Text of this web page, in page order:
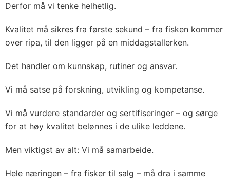
Derfor må vi tenke helhetlig.
Kvalitet må sikres fra første sekund – fra fisken kommer
over ripa, til den ligger på en middagstallerken.
Det handler om kunnskap, rutiner og ansvar.
Vi må satse på forskning, utvikling og kompetanse.
Vi må vurdere standarder og sertifiseringer – og sørge
for at høy kvalitet belønnes i de ulike leddene.
Men viktigst av alt: Vi må samarbeide.
Hele næringen – fra fisker til salg – må dra i samme